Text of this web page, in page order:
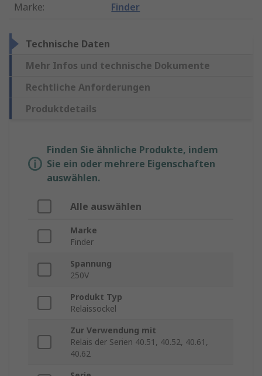
Marke: Finder
Technische Daten
Mehr Infos und technische Dokumente
Rechtliche Anforderungen
Produktdetails
Finden Sie ähnliche Produkte, indem
Sie ein oder mehrere Eigenschaften
auswählen.
Alle auswählen
Marke
Finder
Spannung
250V
Produkt Typ
Relaissockel
Zur Verwendung mit
Relais der Serien 40.51, 40.52, 40.61,
40.62